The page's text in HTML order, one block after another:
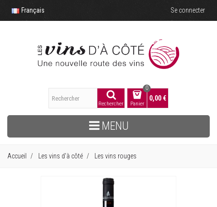
Français Se connecter
Rechercher Panier
0
0,00 €
MENU
Accueil Les vins d'à côté Les vins rouges